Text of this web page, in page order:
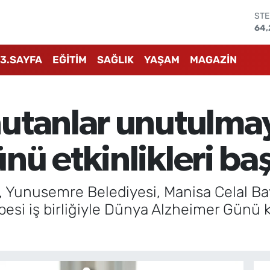
3.SAYFA EĞİTİM SAĞLIK YAŞAM MAGAZİN
etkinlikleri
Belediyesi, Manisa Celal
iş birliğiyle Dünya Alzheimer Günü